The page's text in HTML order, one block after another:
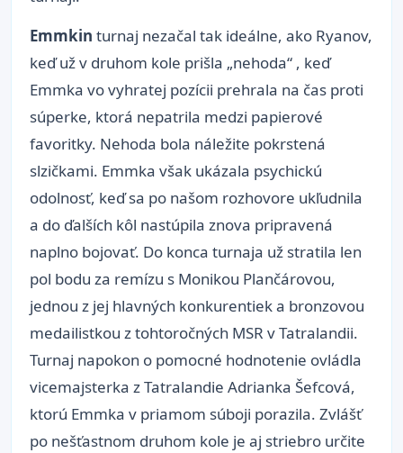
Emmkin turnaj nezačal tak ideálne, ako Ryanov,
keď už v druhom kole prišla „nehoda“ , keď
Emmka vo vyhratej pozícii prehrala na čas proti
súperke, ktorá nepatrila medzi papierové
favoritky. Nehoda bola náležite pokrstená
slzičkami. Emmka však ukázala psychickú
odolnosť, keď sa po našom rozhovore ukľudnila
a do ďalších kôl nastúpila znova pripravená
naplno bojovať. Do konca turnaja už stratila len
pol bodu za remízu s Monikou Plančárovou,
jednou z jej hlavných konkurentiek a bronzovou
medailistkou z tohtoročných MSR v Tatralandii.
Turnaj napokon o pomocné hodnotenie ovládla
vicemajsterka z Tatralandie Adrianka Šefcová,
ktorú Emmka v priamom súboji porazila. Zvlášť
po nešťastnom druhom kole je aj striebro určite